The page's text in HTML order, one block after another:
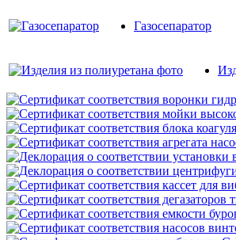
Газосепаратор